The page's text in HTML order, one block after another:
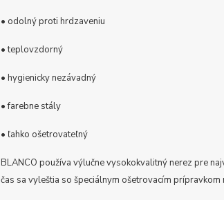
• odolný proti hrdzaveniu
• teplovzdorný
• hygienicky nezávadný
• farebne stály
• ľahko ošetrovateľný
BLANCO používa výlučne vysokokvalitný nerez pre
čas sa vyleštia so špeciálnym ošetrovacím prípravkom